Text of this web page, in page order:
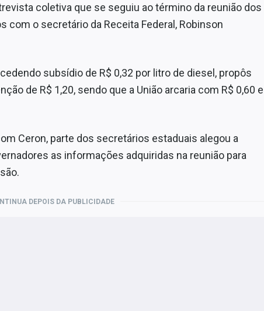
coletiva que se seguiu ao término da reunião dos
com o secretário da Receita Federal, Robinson
subsídio de R$ 0,32 por litro de diesel, propôs
de R$ 1,20, sendo que a União arcaria com R$ 0,60 e
Ceron, parte dos secretários estaduais alegou a
as informações adquiridas na reunião para
DEPOIS DA PUBLICIDADE